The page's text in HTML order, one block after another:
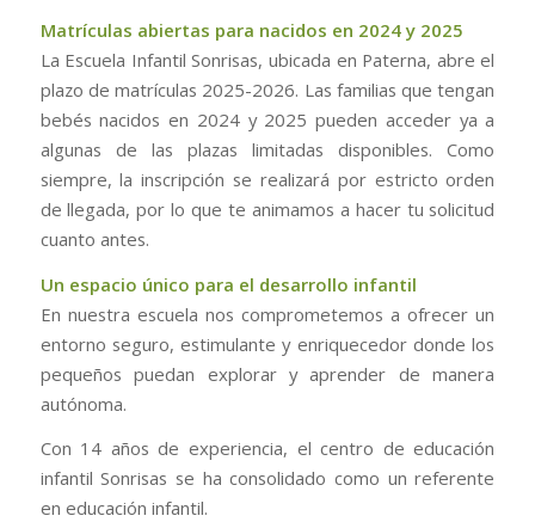
Matrículas abiertas para nacidos en 2024 y 2025
La Escuela Infantil Sonrisas, ubicada en Paterna, abre el
plazo de matrículas 2025-2026. Las familias que tengan
bebés nacidos en 2024 y 2025 pueden acceder ya a
algunas de las plazas limitadas disponibles. Como
siempre, la inscripción se realizará por estricto orden
de llegada, por lo que te animamos a hacer tu solicitud
cuanto antes.
Un espacio único para el desarrollo infantil
En nuestra escuela nos comprometemos a ofrecer un
entorno seguro, estimulante y enriquecedor donde los
pequeños puedan explorar y aprender de manera
autónoma.
Con 14 años de experiencia, el centro de educación
infantil Sonrisas se ha consolidado como un referente
en educación infantil.